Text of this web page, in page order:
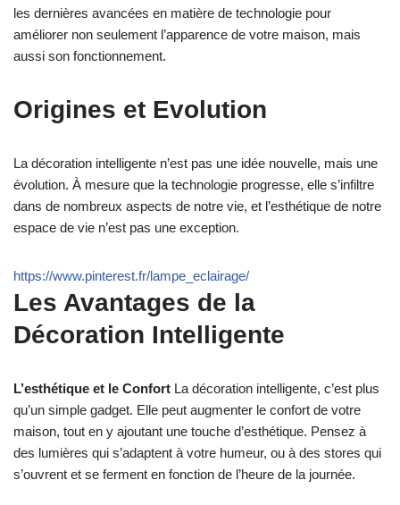
les dernières avancées en matière de technologie pour
améliorer non seulement l’apparence de votre maison, mais
aussi son fonctionnement.
Origines et Evolution
La décoration intelligente n’est pas une idée nouvelle, mais une
évolution. À mesure que la technologie progresse, elle s’infiltre
dans de nombreux aspects de notre vie, et l’esthétique de notre
espace de vie n’est pas une exception.
https://www.pinterest.fr/lampe_eclairage/
Les Avantages de la
Décoration Intelligente
L’esthétique et le Confort La décoration intelligente, c’est plus
qu’un simple gadget. Elle peut augmenter le confort de votre
maison, tout en y ajoutant une touche d’esthétique. Pensez à
des lumières qui s’adaptent à votre humeur, ou à des stores qui
s’ouvrent et se ferment en fonction de l’heure de la journée.